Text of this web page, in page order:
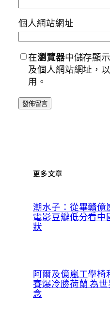
個人網站網址
在瀏覽器中儲存顯
及個人網站網址，
用。
更多文章
潮水子：從畢贛億
電影豆瓣低分看中
狀
阿爾及億嵐工學椅
賽爆冷勝荷蘭 為
念